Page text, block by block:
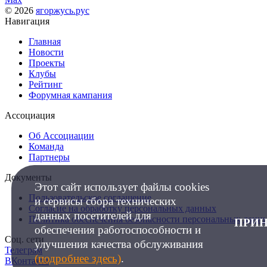
© 2026 ягоржусь.рус
Навигация
Главная
Новости
Проекты
Клубы
Рейтинг
Форумная кампания
Ассоциация
Об Ассоциации
Команда
Партнеры
Документы
Пользовательское соглашение
Согласие на обработку персональных данных
Политика обеспечения безопасности персональных
Соц. сети
Телеграм
ВКонтакте
Этот сайт использует файлы cookies
и сервисы сбора технических
данных посетителей для
обеспечения работоспособности и
улучшения качества обслуживания
(подробнее здесь).